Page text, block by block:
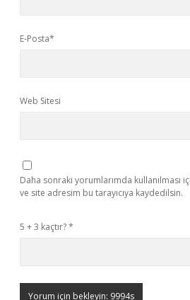
E-Posta*
Web Sitesi
Daha sonraki yorumlarımda kullanılması
ve site adresim bu tarayıcıya kaydedilsin.
5 + 3 kaçtır?*